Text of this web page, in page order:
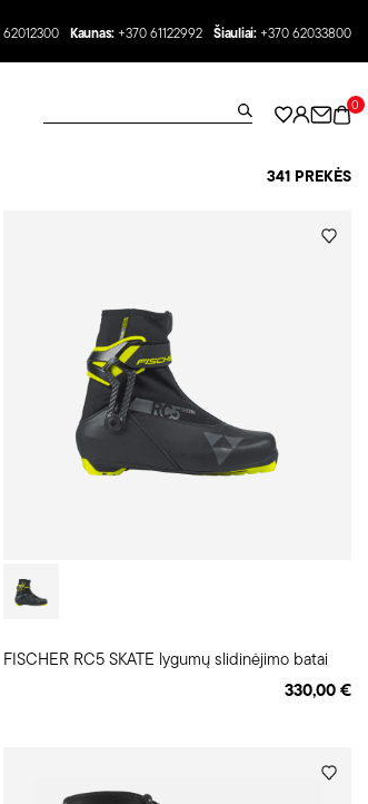
62012300 Kaunas: +370 61122992 Šiauliai: +370 62033800
0
341 PREKĖS
FISCHER RC5 SKATE lygumų slidinėjimo batai
330,00 €